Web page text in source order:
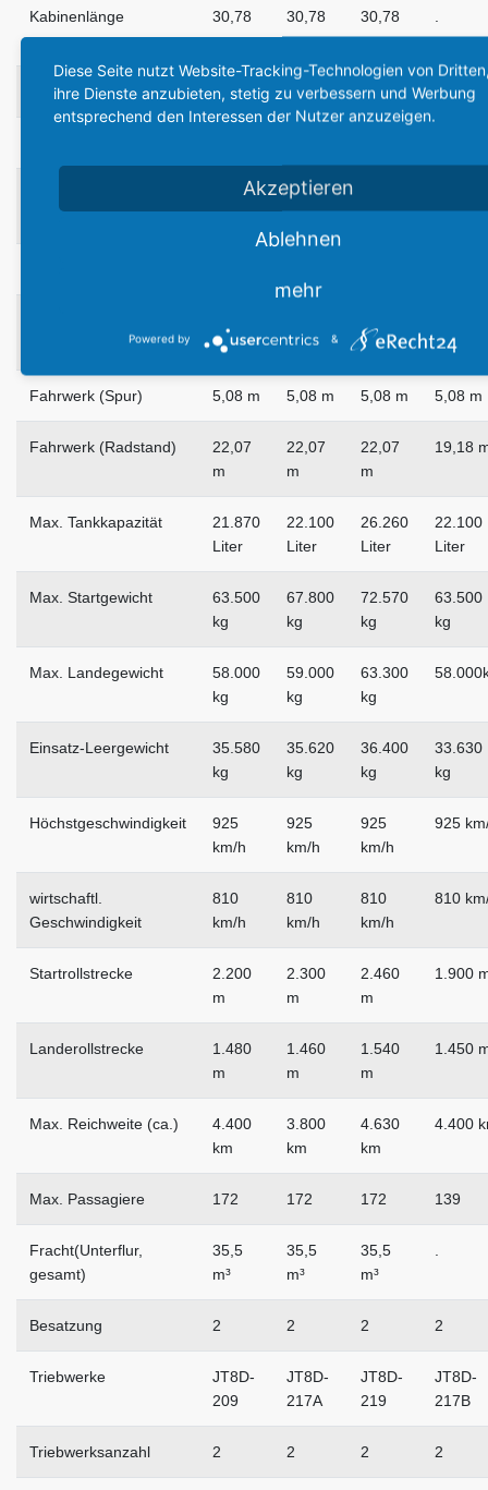
Kabinenlänge
30,78
m
30,78
m
30,78
m
Max. Kabinenbreite 3,09 m 3,09 m 3,09 m 3,09 m
117,98
117,98
kg/m²
kg/m²
kg/m²
kg/m²
Fahrwerk (Spur) 5,08 m 5,08 m 5,08 m 5,08 m
Fahrwerk (Radstand)
22,07
m
22,07
m
22,07
m
19,18
Max. Tankkapazität
21.870
Liter
22.100
Liter
26.260
Liter
22.100
Liter
Max. Startgewicht
63.500
kg
67.800
kg
72.570
kg
63.500
kg
Max. Landegewicht
58.000
kg
59.000
kg
63.300
kg
Einsatz-Leergewicht
35.580
kg
35.620
kg
36.400
kg
33.630
kg
Höchstgeschwindigkeit
925
km/h
925
km/h
925
km/h
925
wirtschaftl.
Geschwindigkeit
810
km/h
810
km/h
810
km/h
810
Startrollstrecke
2.200
m
2.300
m
2.460
m
1.900
Landerollstrecke
1.480
m
1.460
m
1.540
m
1.450
Max. Reichweite (ca.)
4.400
km
3.800
km
4.630
km
4.400
Max. Passagiere 172 172 172 139
Fracht(Unterflur,
gesamt)
35,5
m³
35,5
m³
35,5
m³
Besatzung 2 2 2 2
Triebwerke
JT8D-
209
JT8D-
217A
JT8D-
219
JT8D-
217B
Triebwerksanzahl 2 2 2 2
Diese Seite nutzt Website-Tracking-Technologien von
ihre Dienste anzubieten, stetig zu verbessern und Werbung
entsprechend den Interessen der Nutzer anzuzeigen.
Akzeptieren
Ablehnen
mehr
Powered by &